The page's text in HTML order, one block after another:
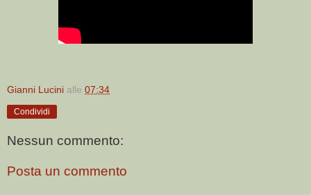
Gianni Lucini alle 07:34
Condividi
Nessun commento:
Posta un commento